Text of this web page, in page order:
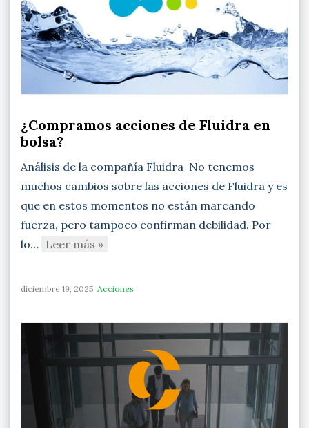
¿Compramos acciones de Fluidra en
bolsa?
Análisis de la compañía Fluidra No tenemos
muchos cambios sobre las acciones de Fluidra y es
que en estos momentos no están marcando
fuerza, pero tampoco confirman debilidad. Por
lo… Leer más »
diciembre 19, 2025 Acciones